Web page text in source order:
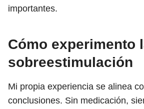
importantes.
Cómo experimento
sobreestimulación
Mi propia experiencia se alinea
conclusiones. Sin medicación,